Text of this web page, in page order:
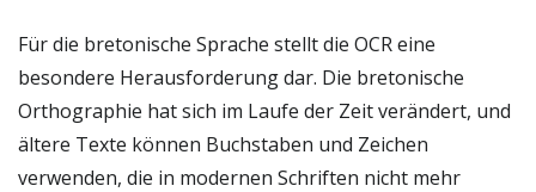
Für die bretonische Sprache stellt die OCR eine
besondere Herausforderung dar. Die bretonische
Orthographie hat sich im Laufe der Zeit verändert, und
ältere Texte können Buchstaben und Zeichen
verwenden, die in modernen Schriften nicht mehr